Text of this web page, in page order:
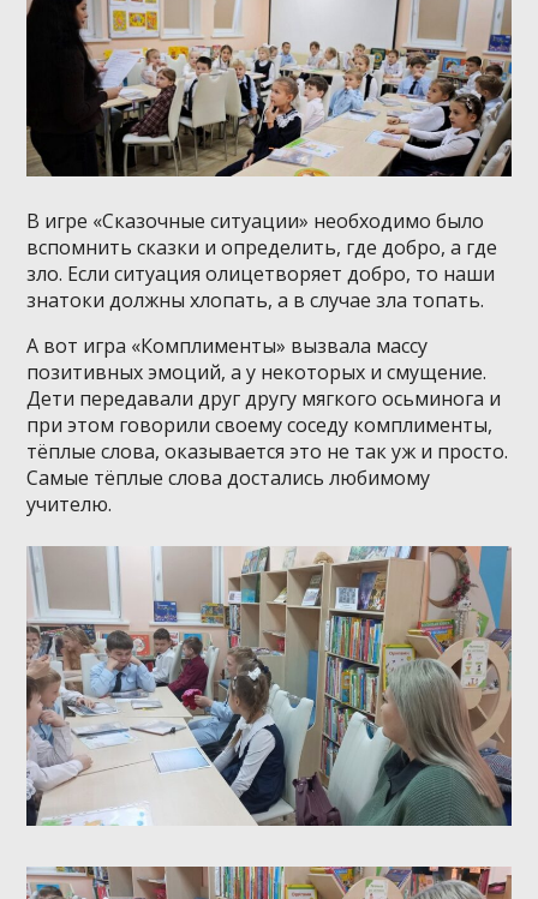
В игре «Сказочные ситуации» необходимо было
вспомнить сказки и определить, где добро, а где
зло. Если ситуация олицетворяет добро, то наши
знатоки должны хлопать, а в случае зла топать.
А вот игра «Комплименты» вызвала массу
позитивных эмоций, а у некоторых и смущение.
Дети передавали друг другу мягкого осьминога и
при этом говорили своему соседу комплименты,
тёплые слова, оказывается это не так уж и просто.
Самые тёплые слова достались любимому
учителю.